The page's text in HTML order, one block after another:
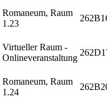
Romaneum, Raum
1.23
Virtueller Raum -
Onlineveranstaltung
Romaneum, Raum
1.24